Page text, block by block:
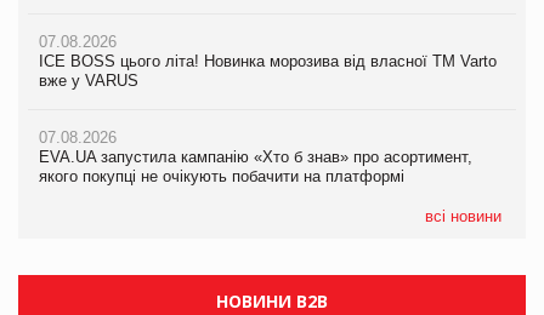
07.08.2026
ICE BOSS цього літа! Новинка морозива від власної ТМ Varto
вже у VARUS
07.08.2026
EVA.UA запустила кампанію «Хто б знав» про асортимент,
якого покупці не очікують побачити на платформі
всі новини
07.08.2026
ICE BOSS цього літа! Новинка морозива від власної ТМ Varto
вже у VARUS
07.08.2026
EVA.UA запустила кампанію «Хто б знав» про асортимент,
якого покупці не очікують побачити на платформі
Продажі Hugo Boss впали на 9%
НОВИНИ B2B